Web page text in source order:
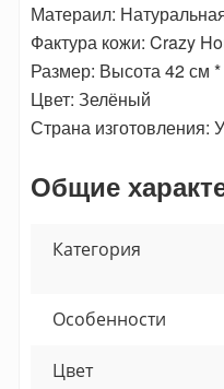
Матераил:
Фактура кожи: Crazy
Размер: Высота 42 см
Цвет: Зелёный
Страна изготовления:
Общие
Категория
Особенности
Цвет